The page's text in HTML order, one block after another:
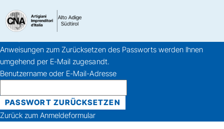
Haben Sie Ihr Passwort
vergessen?
Anweisungen zum Zurücksetzen des Passworts werden Ihnen
umgehend per E-Mail zugesandt.
Benutzername oder E-Mail-Adresse
Zurück zum Anmeldeformular